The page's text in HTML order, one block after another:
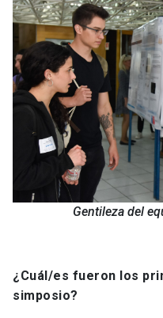
Gentileza del
¿Cuál/es fueron los
simposio?